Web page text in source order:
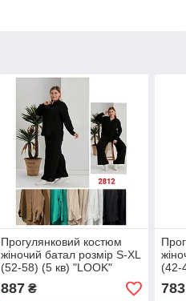
Прогулянковий костюм
жіночий батал розмір S-XL
(52-58) (5 кв) "LOOK"
недорого від прямого
постачальника
887₴
(42-
783